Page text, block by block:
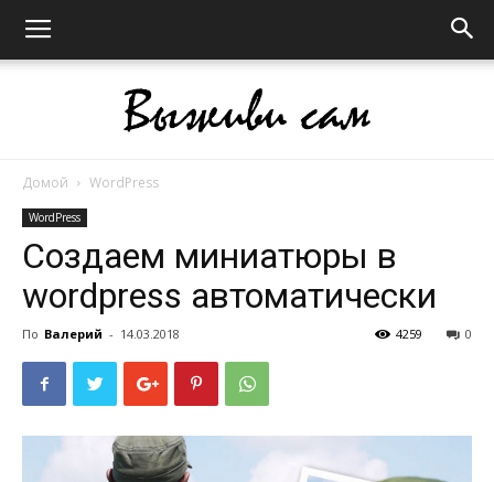
сам
Домой WordPress
WordPress
Cоздаем миниатюры в
wordpress автоматически
По Валерий - 14.03.2018 0
4259